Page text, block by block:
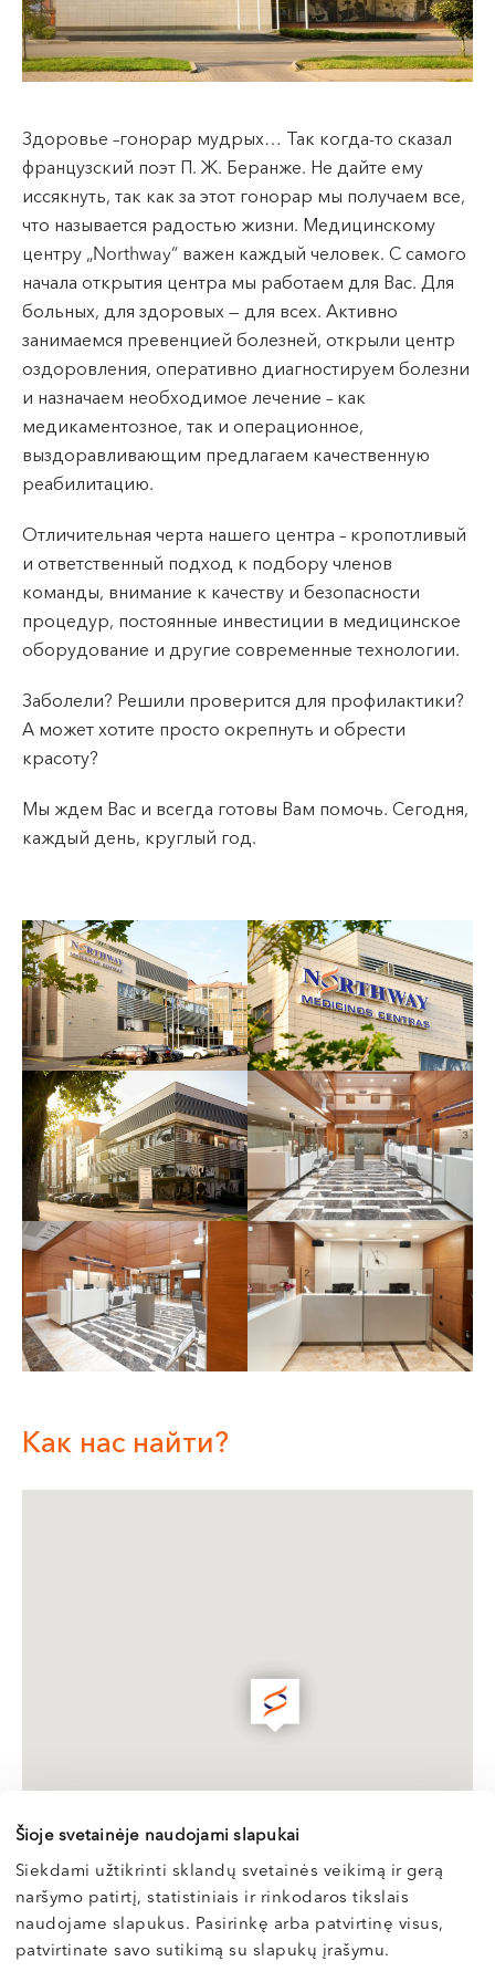
Šioje svetainėje naudojami slapukai
Siekdami užtikrinti sklandų svetainės veikimą ir gerą
naršymo patirtį, statistiniais ir rinkodaros tikslais
naudojame slapukus. Pasirinkę arba patvirtinę visus,
patvirtinate savo sutikimą su slapukų įrašymu.
VII --
Клайпеда
ул. Dragūnų 2
I-V 08:00 - 20:00
VI, VII --
Часы работы:
I-V 08:00 - 20:00
VI 09:00 - 15:00
VII --
Кретинга
ул. J. Basanavičiaus 80
Часы работы:
I-V 08:00 - 20:00
Здоровье –гонорар мудрых… Так когда-то сказал
французский поэт П. Ж. Беранже. Не дайте ему
иссякнуть, так как за этот гонорар мы получаем все,
что называется радостью жизни. Медицинскому
центру „Northway“ важен каждый человек. С самого
начала открытия центра мы работаем для Вас. Для
больных, для здоровых — для всех. Активно
занимаемся превенцией болезней, открыли центр
оздоровления, оперативно диагностируем болезни
и назначаем необходимое лечение – как
медикаментозное, так и операционное,
выздоравливающим предлагаем качественную
реабилитацию.
Отличительная черта нашего центра – кропотливый
и ответственный подход к подбору членов
команды, внимание к качеству и безопасности
процедур, постоянные инвестиции в медицинское
оборудование и другие современные технологии.
Заболели? Решили проверится для профилактики?
А может хотите просто окрепнуть и обрести
красоту?
Мы ждем Вас и всегда готовы Вам помочь. Сегодня,
каждый день, круглый год.
Как нас найти?